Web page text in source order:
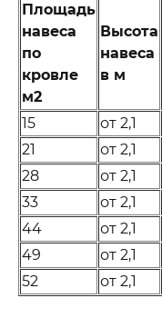
Площадь
навеса
по
кровле
м2
Высота
навеса
в м
15 от 2,1
21
от 2,1
28
от 2,1
33
от 2,1
44
от 2,1
49
от 2,1
52
от 2,1